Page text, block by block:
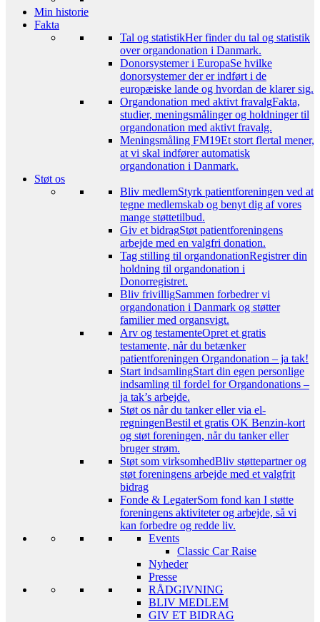
Min historie
Fakta
Tal og statistikHer finder du tal og statistik
over organdonation i Danmark.
Donorsystemer i EuropaSe hvilke
donorsystemer der er indført i de
europæiske lande og hvordan de klarer sig.
Organdonation med aktivt fravalgFakta,
studier, meningsmålinger og holdninger til
organdonation med aktivt fravalg.
Meningsmåling FM19Et stort flertal mener,
at vi skal indfører automatisk
organdonation i Danmark.
Støt os
Bliv medlemStyrk patientforeningen ved at
tegne medlemskab og benyt dig af vores
mange støttetilbud.
Giv et bidragStøt patientforeningens
arbejde med en valgfri donation.
Tag stilling til organdonationRegistrer din
holdning til organdonation i
Donorregistret.
Bliv frivilligSammen forbedrer vi
organdonation i Danmark og støtter
familier med organsvigt.
Arv og testamenteOpret et gratis
testamente, når du betænker
patientforeningen Organdonation – ja tak!
Start indsamlingStart din egen personlige
indsamling til fordel for Organdonations –
ja tak’s arbejde.
Støt os når du tanker eller via el-
regningenBestil et gratis OK Benzin-kort
og støt foreningen, når du tanker eller
bruger strøm.
Støt som virksomhedBliv støttepartner og
støt foreningens arbejde med et valgfrit
bidrag
Fonde & LegaterSom fond kan I støtte
foreningens aktiviteter og arbejde, så vi
kan forbedre og redde liv.
Events
Classic Car Raise
Nyheder
Presse
RÅDGIVNING
BLIV MEDLEM
GIV ET BIDRAG